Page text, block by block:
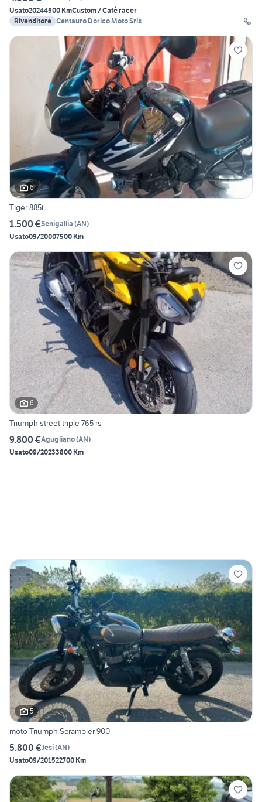
Usato20244500 KmCustom / Café racer
Rivenditore Centauro Dorico Moto Srls
6
Tiger 885i
1.500 €Senigallia (AN)
Usato09/20007500 Km
6
Triumph street triple 765 rs
9.800 €Agugliano(AN)
Usato09/20233800 Km
5
moto Triumph Scrambler 900
5.800 €Jesi(AN)
Usato09/201522700 Km